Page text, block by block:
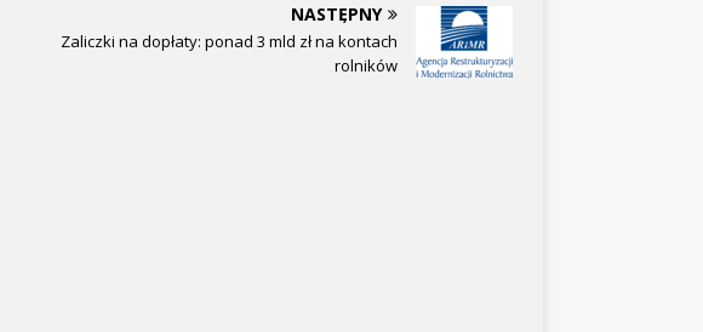
NASTĘPNY
Zaliczki na dopłaty: ponad 3 mld zł na kontach
rolników